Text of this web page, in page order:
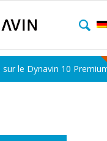
sur le Dynavin 10